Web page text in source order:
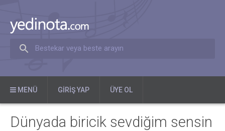
Bestekar veya beste arayın
MENÜ GIRIŞ YAP ÜYE OL
Dünyada biricik sevdiğim sensin